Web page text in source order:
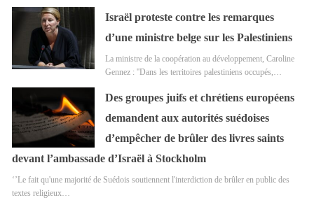
Israël proteste contre les remarques
d’une ministre belge sur les Palestiniens
La ministre de la coopération au développement, Caroline
Gennez : ''Dans les territoires palestiniens occupés,…
Des groupes juifs et chrétiens européens
demandent aux autorités suédoises
d’empêcher de brûler des livres saints
devant l’ambassade d’Israël à Stockholm
‘’Le fait qu'une majorité de Suédois soutiennent l'interdiction de brûler en public des
textes religieux…